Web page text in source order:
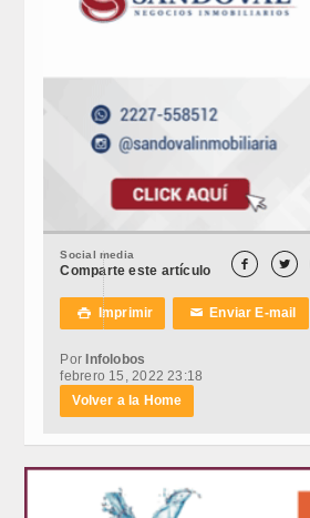
Social media
Comparte este artículo  
 Imprimir ✉Enviar E-mail
PorInfolobos
febrero 15, 2022 23:18
Volver a la Home